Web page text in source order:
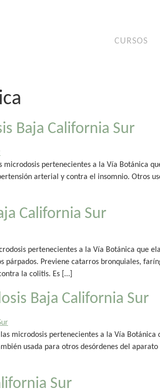
CURSOS
Baja California Sur
pertenecientes a la Vía Botánica
arterial y contra el insomnio. Otros
California Sur
pertenecientes a la Vía Botánica que
Previene catarros bronquiales,
la colitis. Es […]
Baja California Sur
microdosis pertenecientes a la Vía
usada para otros desórdenes del
Sur